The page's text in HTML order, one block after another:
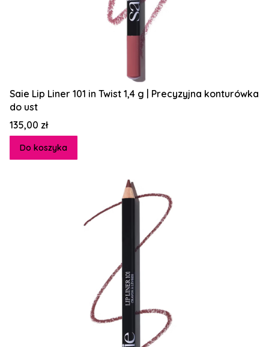
Saie Lip Liner 101 in Twist 1,4 g | Precyzyjna konturówka
do ust
Cena
135,00 zł
Do koszyka